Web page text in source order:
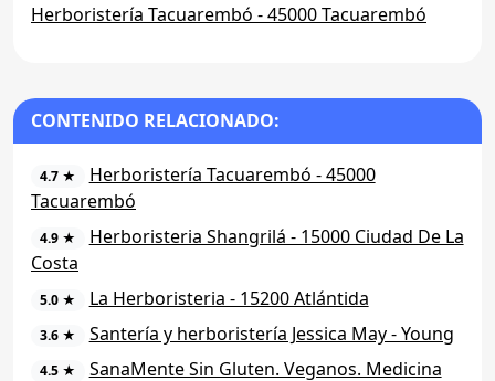
Herboristería Tacuarembó - 45000 Tacuarembó
CONTENIDO RELACIONADO:
4.7 ★
Herboristería Tacuarembó - 45000
Tacuarembó
4.9 ★
Herboristeria Shangrilá - 15000 Ciudad De La
Costa
5.0 ★ La Herboristeria - 15200 Atlántida
3.6 ★ Santería y herboristería Jessica May - Young
4.5 ★
SanaMente Sin Gluten. Veganos. Medicina